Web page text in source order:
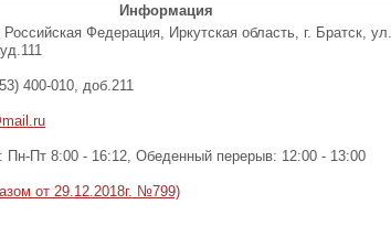
Информация
Федерация, Иркутская область, г. Братск, ул.
400-010, доб.211
Пн-Пт 8:00 - 16:12, Обеденный перерыв: 12:00 - 13:00
от 29.12.2018г. №799)